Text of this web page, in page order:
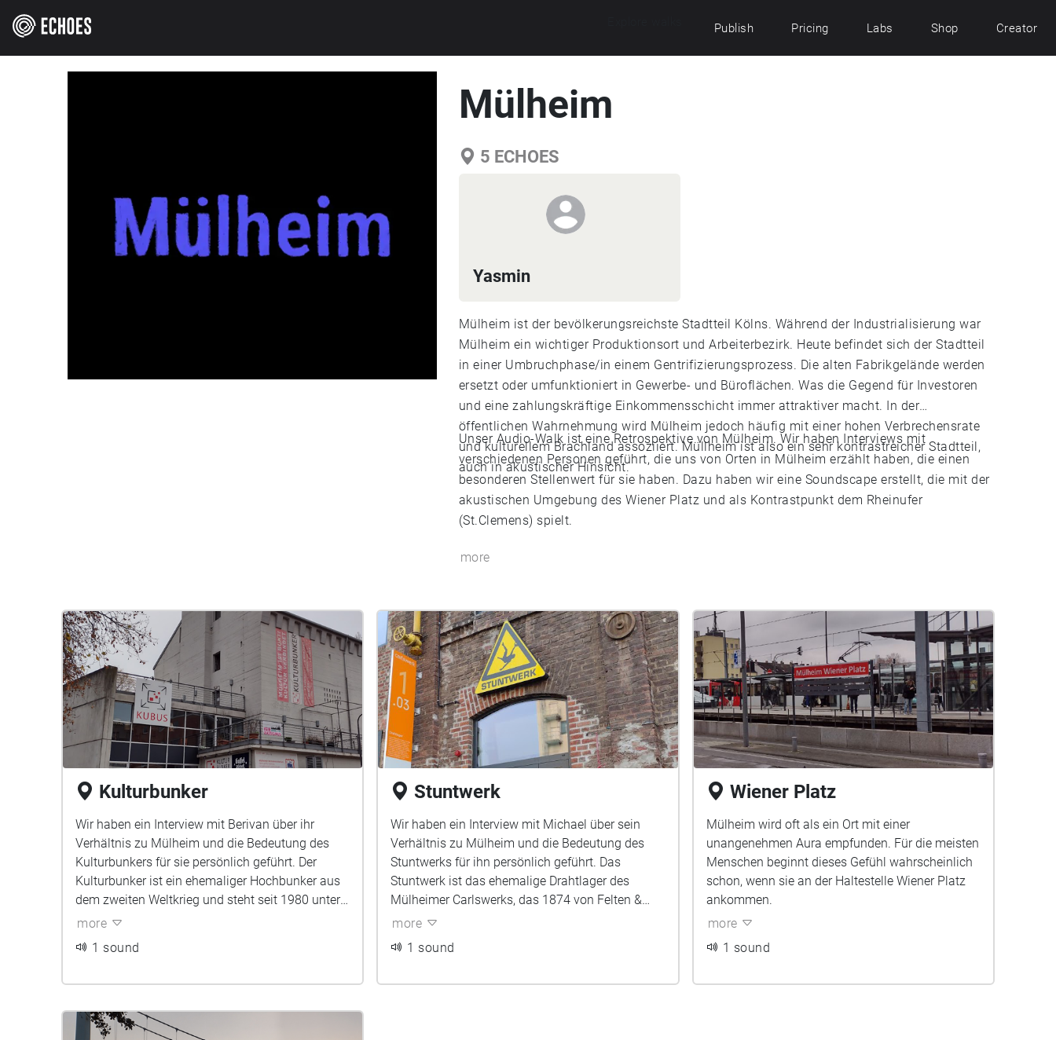
Publish Pricing Labs Shop Creator
Mülheim
5 ECHOES
Yasmin
Mülheim ist der bevölkerungsreichste Stadtteil Kölns. Während der Industrialisierung war
Mülheim ein wichtiger Produktionsort und Arbeiterbezirk. Heute befindet sich der Stadtteil
in einer Umbruchphase/in einem Gentrifizierungsprozess. Die alten Fabrikgelände werden
ersetzt oder umfunktioniert in Gewerbe- und Büroflächen. Was die Gegend für Investoren
und eine zahlungskräftige Einkommensschicht immer attraktiver macht. In der
öffentlichen Wahrnehmung wird Mülheim jedoch häufig mit einer hohen Verbrechensrate
und kulturellem Brachland assoziiert. Müllheim ist also ein sehr kontrastreicher Stadtteil,
auch in akustischer Hinsicht.
Unser Audio-Walk ist eine Retrospektive von Mülheim. Wir haben Interviews mit
verschiedenen Personen geführt, die uns von Orten in Mülheim erzählt haben, die einen
besonderen Stellenwert für sie haben. Dazu haben wir eine Soundscape erstellt, die mit der
akustischen Umgebung des Wiener Platz und als Kontrastpunkt dem Rheinufer
(St.Clemens) spielt.
more
Kulturbunker
Wir haben ein Interview mit Berivan über ihr
Verhältnis zu Mülheim und die Bedeutung des
Kulturbunkers für sie persönlich geführt. Der
Kulturbunker ist ein ehemaliger Hochbunker aus
dem zweiten Weltkrieg und steht seit 1980 unter
Denkmalschutz. Dieser Bunker war nach 1945
Mülheim, dessen architektonische Beschaffenheit
Unterstützung des ZAK nach mehrjähriger
Umbauphase als Veranstaltungsort
more
1 sound
Stuntwerk
Wir haben ein Interview mit Michael über sein
Verhältnis zu Mülheim und die Bedeutung des
Stuntwerks für ihn persönlich geführt. Das
Stuntwerk ist das ehemalige Drahtlager des
Mülheimer Carlswerks, das 1874 von Felten &
Guilleaume als Fabrikationsstandort für
wurde hier 1904 das erste transatlantische
more
1 sound
Wiener Platz
Mülheim wird oft als ein Ort mit einer
unangenehmen Aura empfunden. Für die meisten
Menschen beginnt dieses Gefühl wahrscheinlich
schon, wenn sie an der Haltestelle Wiener Platz
ankommen.
more
1 sound